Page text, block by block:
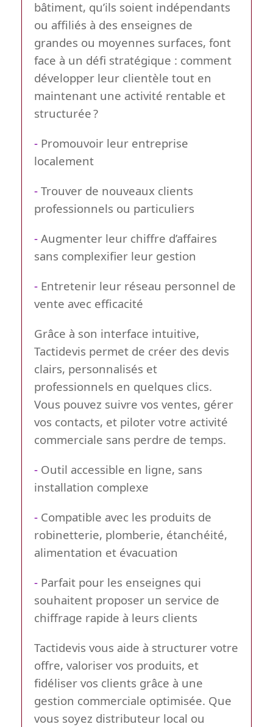
bâtiment, qu’ils soient indépendants
ou affiliés à des enseignes de
grandes ou moyennes surfaces, font
face à un défi stratégique : comment
développer leur clientèle tout en
maintenant une activité rentable et
structurée ?
- Promouvoir leur entreprise
localement
- Trouver de nouveaux clients
professionnels ou particuliers
- Augmenter leur chiffre d’affaires
sans complexifier leur gestion
- Entretenir leur réseau personnel de
vente avec efficacité
Grâce à son interface intuitive,
Tactidevis permet de créer des devis
clairs, personnalisés et
professionnels en quelques clics.
Vous pouvez suivre vos ventes, gérer
vos contacts, et piloter votre activité
commerciale sans perdre de temps.
- Outil accessible en ligne, sans
installation complexe
- Compatible avec les produits de
robinetterie, plomberie, étanchéité,
alimentation et évacuation
- Parfait pour les enseignes qui
souhaitent proposer un service de
chiffrage rapide à leurs clients
Tactidevis vous aide à structurer votre
offre, valoriser vos produits, et
fidéliser vos clients grâce à une
gestion commerciale optimisée. Que
vous soyez distributeur local ou